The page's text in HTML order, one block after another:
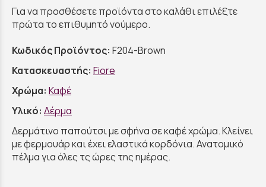
Για να προσθέσετε προϊόντα στο καλάθι επιλέξτε
πρώτα το επιθυμητό νούμερο.
Κωδικός Προϊόντος: F204-Brown
Κατασκευαστής: Fiore
Χρώμα: Καφέ
Υλικό: Δέρμα
Δερμάτινο παπούτσι με σφήνα σε καφέ χρώμα. Κλείνει
με φερμουάρ και έχει ελαστικά κορδόνια. Ανατομικό
πέλμα για όλες τς ώρες της ημέρας.